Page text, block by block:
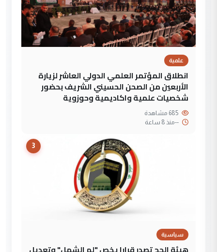
علمية
انطلاق المؤتمر العلمي الدولي العاشر لزيارة
الأربعين من الصحن الحسيني الشريف بحضور
شخصيات علمية واكاديمية وحوزوية
--منذ 8 ساعة
3
سياسية